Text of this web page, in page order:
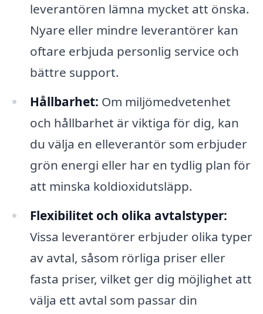
leverantören lämna mycket att önska.
Nyare eller mindre leverantörer kan
oftare erbjuda personlig service och
bättre support.
Hållbarhet: Om miljömedvetenhet
och hållbarhet är viktiga för dig, kan
du välja en elleverantör som erbjuder
grön energi eller har en tydlig plan för
att minska koldioxidutsläpp.
Flexibilitet och olika avtalstyper:
Vissa leverantörer erbjuder olika typer
av avtal, såsom rörliga priser eller
fasta priser, vilket ger dig möjlighet att
välja ett avtal som passar din